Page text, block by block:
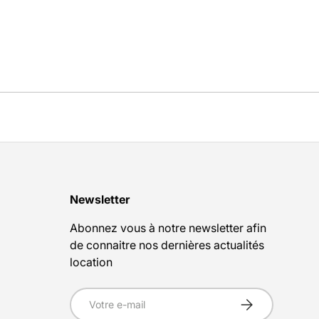
Newsletter
Abonnez vous à notre newsletter afin
de connaitre nos dernières actualités
location
E-mail S’inscrire